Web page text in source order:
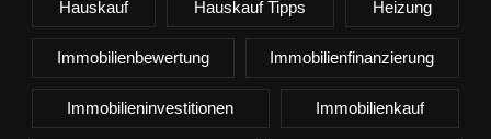
Hauskauf Hauskauf Tipps Heizung
Immobilienbewertung Immobilienfinanzierung
Immobilieninvestitionen Immobilienkauf